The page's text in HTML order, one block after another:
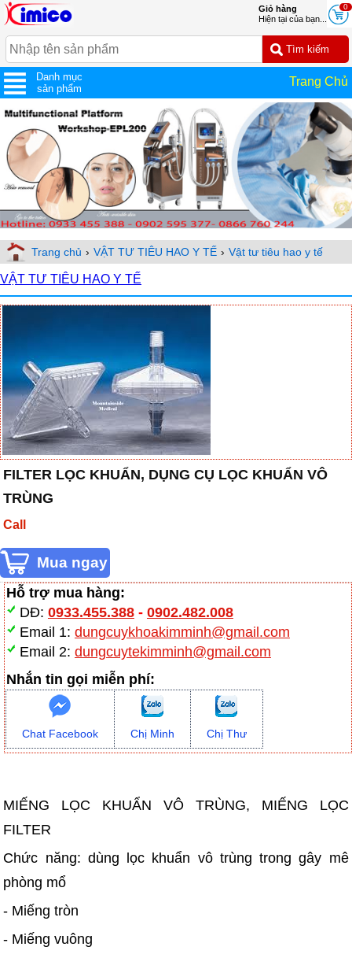
0
Giỏ hàng
Hiện tại của bạn...
Danh mục
sản phẩm
Trang Chủ
Trang chủ › VẬT TƯ TIÊU HAO Y TẾ › Vật tư tiêu hao y tế
VẬT TƯ TIÊU HAO Y TẾ
FILTER LỌC KHUẨN, DỤNG CỤ LỌC KHUẨN VÔ
TRÙNG
Call
Hỗ trợ mua hàng:
DĐ: 0933.455.388- 0902.482.008
Email 1: dungcuykhoakimminh@gmail.com
Email 2: dungcuytekimminh@gmail.com
Nhắn tin gọi miễn phí:
Chat Facebook Chị Minh Chị Thư
MIẾNG LỌC KHUẨN VÔ TRÙNG, MIẾNG LỌC
FILTER
Chức năng: dùng lọc khuẩn vô trùng trong gây mê
phòng mổ
- Miếng tròn
- Miếng vuông